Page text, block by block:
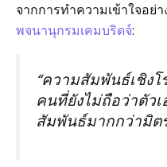
จากการทำความเข้าใจอย่า
พจนานุกรมเคมบริดจ์:
“ความสัมพันธ์เชิง
คนที่ยังไม่ถือว่าตัว
สัมพันธ์มากกว่ามิต